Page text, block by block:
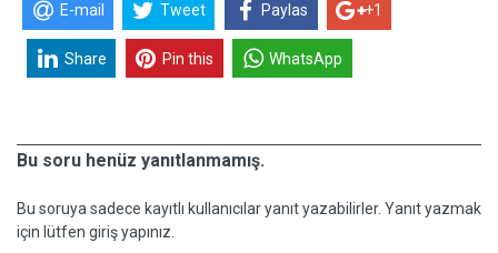
E-mail Tweet Paylas +1
Share Pin this WhatsApp
Bu soru henüz yanıtlanmamış.
Bu soruya sadece kayıtlı kullanıcılar yanıt yazabilirler. Yanıt yazmak
için lütfen giriş yapınız.